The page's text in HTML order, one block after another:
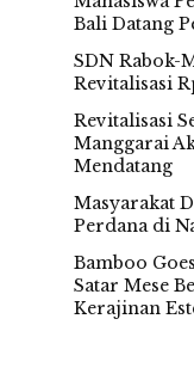
Bali Datang
SDN Rabok-
Revitalisasi
Revitalisasi
Manggarai
Mendatang
Masyarakat
Perdana di
Bamboo
Satar Mese
Kerajinan